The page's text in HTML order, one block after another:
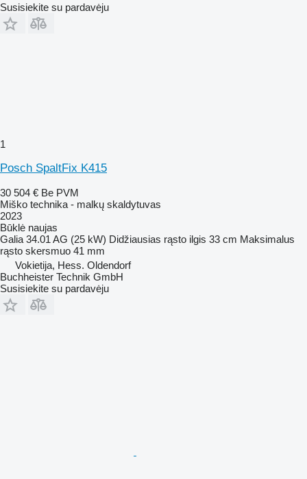
Susisiekite su pardavėju
1
Posch SpaltFix K415
30 504 € Be PVM
Miško technika - malkų skaldytuvas
2023
Būklė naujas
Galia 34.01 AG (25 kW) Didžiausias rąsto ilgis 33 cm Maksimalus
rąsto skersmuo 41 mm
Vokietija, Hess. Oldendorf
Buchheister Technik GmbH
Susisiekite su pardavėju